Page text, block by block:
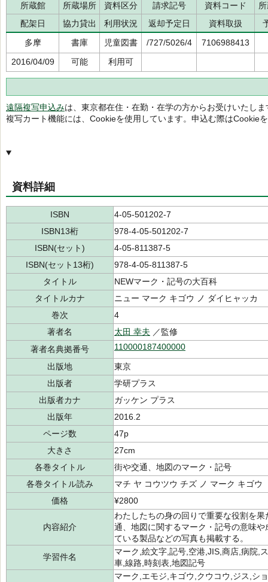
所蔵館 所蔵場所 資料区分 請求記号 資料コード
配架日
協力貸出 利用状況 返却予定日 資料取扱
多摩
書庫 児童図書 /727/5026/4
7106988413
2016/04/09
可能 利用可
遠隔複写申込みは、東京都在住・在勤・在学の方からお受けいたしま
複写カート機能には、Cookieを使用しています。申込む際はCookie
資料詳細
ISBN
4-05-501202-7
ISBN13桁
978-4-05-501202-7
ISBN(セット)
4-05-811387-5
ISBN(セット13桁)
978-4-05-811387-5
タイトル
NEWマーク・記号の大百科
タイトルカナ
ニュー マーク キゴウ ノ ダイヒャッカ
巻次
4
著者名
太田 幸夫 ／監修
著者名典拠番号
110000187400000
出版地
東京
出版者
学研プラス
出版者カナ
ガッケン プラス
出版年
2016.2
ページ数
47p
大きさ
27cm
各巻タイトル
街や交通、地図のマーク・記号
各巻タイトル読み
マチ ヤ コウツウ チズ ノ マーク キゴウ
価格
¥2800
内容紹介
わたしたちの身の回りで重要な役割を
通、地図に関するマーク・記号の意味
ている製品などの写真も掲載する。
学習件名
マーク,絵文字,記号,空港,JIS,商店,病院,
車,線路,時刻表,地図記号
マーク,エモジ,キゴウ,クウコウ,ジス,シ